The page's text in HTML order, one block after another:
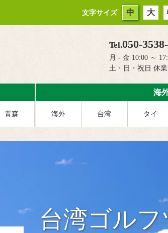
文字サイズ 中 大
Tel.050-
月 - 金 10:00 ～
土・日・祝日 休業
青森
海
海外 台湾 タイ
台湾ゴル